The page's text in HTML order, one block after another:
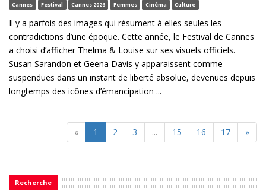
Cannes Festival Cannes 2026 Femmes Cinéma Culture
Il y a parfois des images qui résument à elles seules les
contradictions d’une époque. Cette année, le Festival de Cannes
a choisi d’afficher Thelma & Louise sur ses visuels officiels.
Susan Sarandon et Geena Davis y apparaissent comme
suspendues dans un instant de liberté absolue, devenues depuis
longtemps des icônes d’émancipation ...
« 1 2 3 ... 15 16 17 »
Recherche